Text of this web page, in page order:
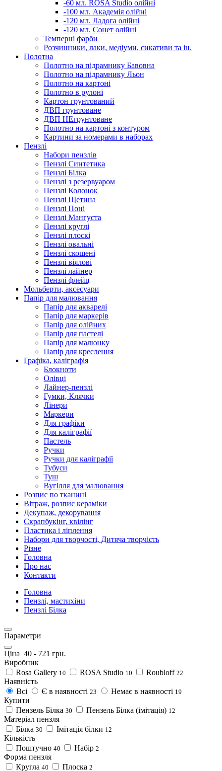
-60 мл. ROSA Studio олійні
-100 мл. Академія олійні
-120 мл. Ладога олійні
-120 мл. Сонет олійні
Темперні фарби
Розчинники, лаки, медіуми, сикативи та ін.
Полотна
Полотно на підрамнику Бавовна
Полотно на підрамнику Льон
Полотно на картоні
Полотно в рулоні
Картон грунтований
ДВП грунтоване
ДВП НЕгрунтоване
Полотно на картоні з контуром
Картини за номерами в наборах
Пензлі
Набори пензлів
Пензлі Синтетика
Пензлі Білка
Пензлі з резервуаром
Пензлі Колонок
Пензлі Щетина
Пензлі Поні
Пензлі Мангуста
Пензлі круглі
Пензлі плоскі
Пензлі овальні
Пензлі скошені
Пензлі віялові
Пензлі лайнер
Пензлі флейц
Мольберти, аксесуари
Папір для малювання
Папір для акварелі
Папір для маркерів
Папір для олійних
Папір для пастелі
Папір для малюнку
Папір для креслення
Графіка, каліграфія
Блокноти
Олівці
Лайнер-пензлі
Гумки, Клячки
Лінери
Маркери
Для графіки
Для каліграфії
Пастель
Ручки
Ручки для каліграфії
Тубуси
Туш
Вугілля для малювання
Розпис по тканині
Вітраж, розпис кераміки
Декупаж, декорування
Скрапбукінг, квілінг
Пластика і ліплення
Набори для творчості, Дитяча творчість
Різне
Головна
Про нас
Контакти
Головна
Пензлі, мастихіни
Пензлі Білка
Параметри
Ціна 40 - 721 грн.
Виробник
Rosa Gallery 10 ROSA Studio 10 Roubloff 22
Наявність
Всі
Є в наявності 23 Немає в наявності 19
Купити
Пензель Білка 30 Пензель Білка (імітація) 12
Матеріал пензля
Білка 30 Імітація білки 12
Кількість
Поштучно 40 Набір 2
Форма пензля
Кругла 40 Плоска 2